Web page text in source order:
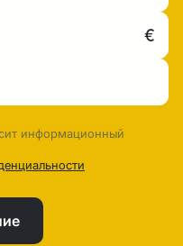
информационный